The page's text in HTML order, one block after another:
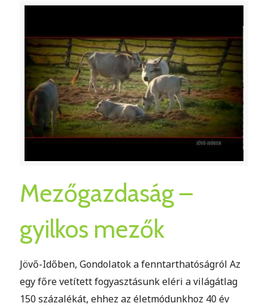
Mezőgazdaság –
gyilkos mezők
Jövő-Időben, Gondolatok a fenntarthatóságról Az
egy főre vetített fogyasztásunk eléri a világátlag
150 százalékát, ehhez az életmódunkhoz 40 év